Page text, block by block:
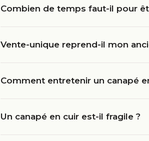
Combien de temps faut-il pour
Vente-unique reprend-il mon
Comment entretenir un canapé
Un canapé en cuir est-il fragile ?